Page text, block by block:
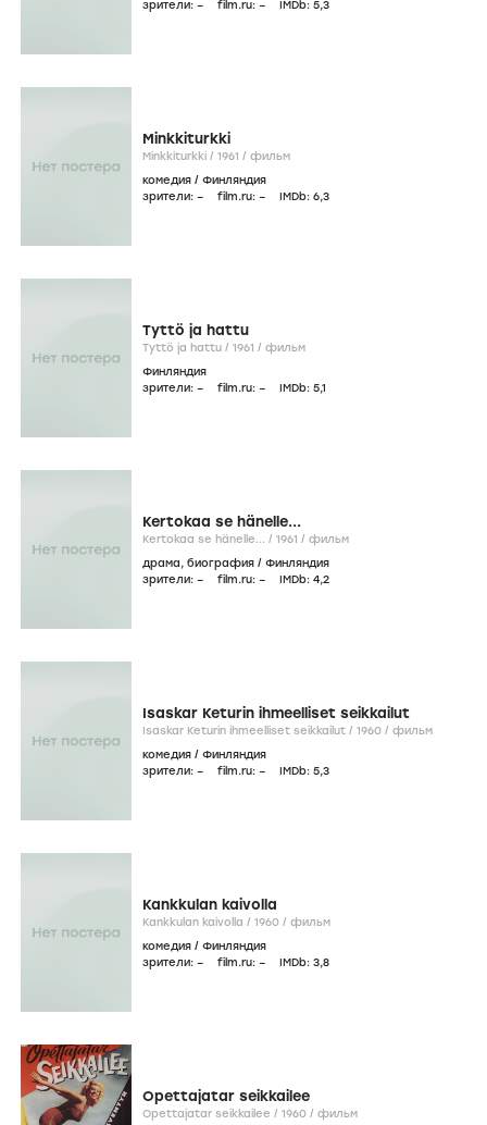
зрители: – film.ru: – IMDb: 5,3
Minkkiturkki
Minkkiturkki / 1961 / фильм
комедия / Финляндия
зрители: – film.ru: – IMDb: 6,3
Tyttö ja hattu
Tyttö ja hattu / 1961 / фильм
Финляндия
зрители: – film.ru: – IMDb: 5,1
Kertokaa se hänelle...
Kertokaa se hänelle... / 1961 / фильм
драма, биография / Финляндия
зрители: – film.ru: – IMDb: 4,2
Isaskar Keturin ihmeelliset seikkailut
Isaskar Keturin ihmeelliset seikkailut / 1960 / фильм
комедия / Финляндия
зрители: – film.ru: – IMDb: 5,3
Kankkulan kaivolla
Kankkulan kaivolla / 1960 / фильм
комедия / Финляндия
зрители: – film.ru: – IMDb: 3,8
Opettajatar seikkailee
Opettajatar seikkailee / 1960 / фильм